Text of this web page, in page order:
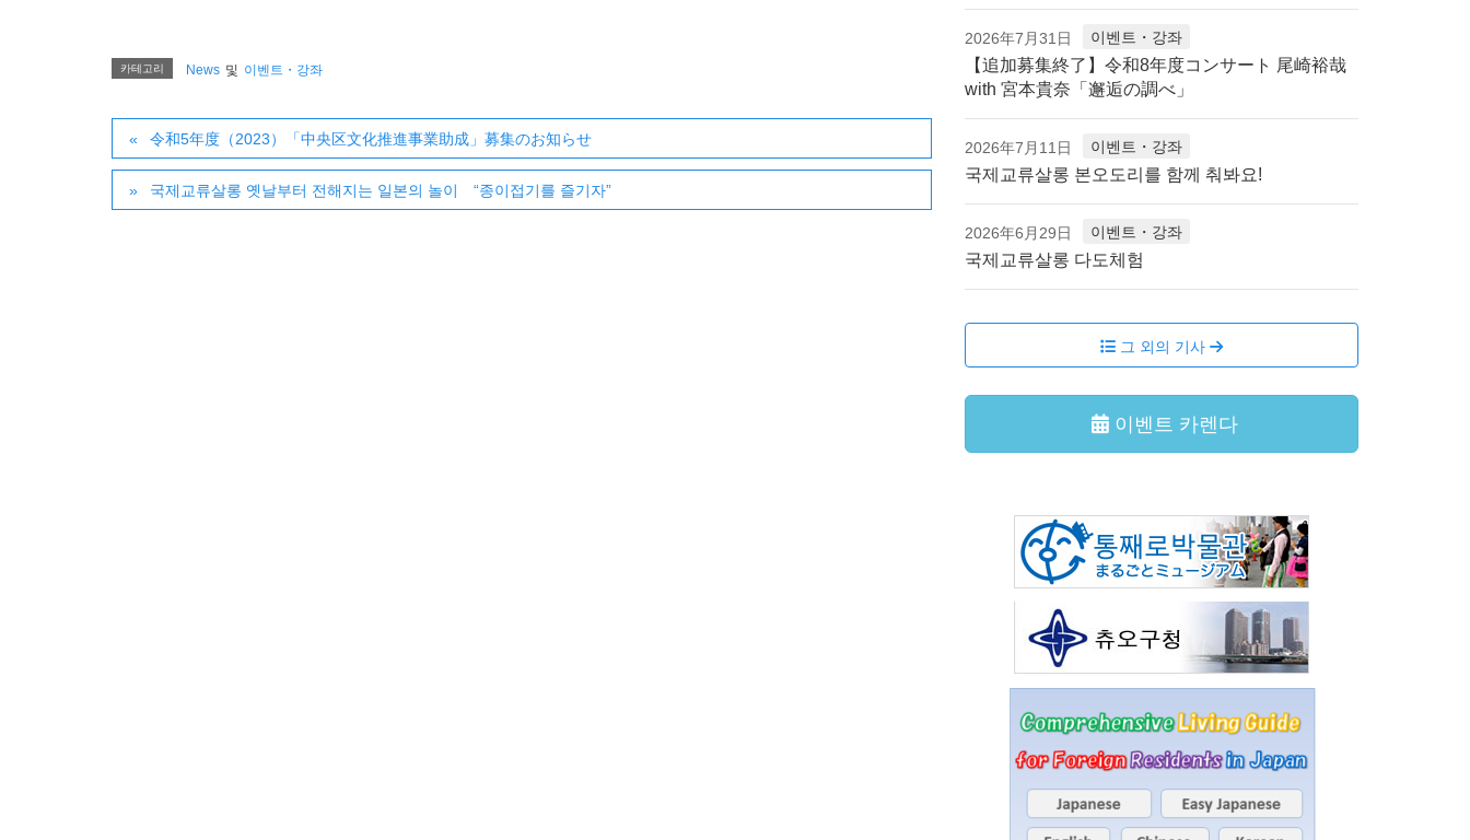
카테고리 News 및 이벤트・강좌
令和5年度（2023）「中央区文化推進事業助成」募集のお知らせ
국제교류살롱 옛날부터 전해지는 일본의 놀이 “종이접기를 즐기자”
2026年7月31日 이벤트・강좌
【追加募集終了】令和8年度コンサート 尾崎裕哉
with 宮本貴奈「邂逅の調べ」
2026年7月11日 이벤트・강좌
국제교류살롱 본오도리를 함께 춰봐요!
2026年6月29日 이벤트・강좌
국제교류살롱 다도체험
그 외의 기사
이벤트 카렌다